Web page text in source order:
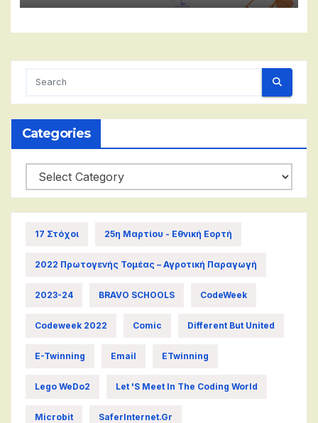
Categories
Categories
17 Στόχοι 25η Μαρτίου - Εθνική Εορτή
2022 Πρωτογενής Τομέας – Αγροτική Παραγωγή
2023-24 BRAVO SCHOOLS CodeWeek
Codeweek 2022 Comic Different But United
E-Twinning Email ETwinning
Lego WeDo2 Let 's Meet In The Coding World
Microbit SaferInternet.gr